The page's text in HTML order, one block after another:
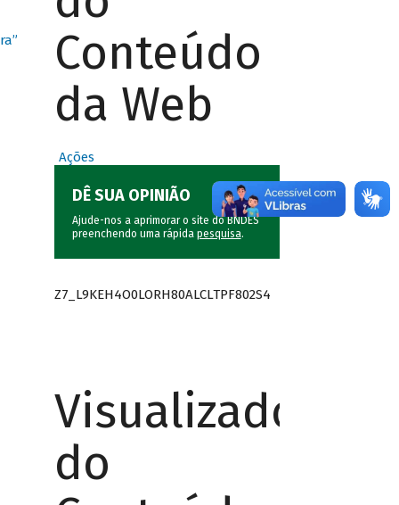
Conteúdo
da Web
Ações
DÊ SUA OPINIÃO
Ajude-nos a aprimorar o site do BNDES
preenchendo uma rápida pesquisa.
Z7_L9KEH4O0LORH80ALCLTPF802S4
Visualizador
do